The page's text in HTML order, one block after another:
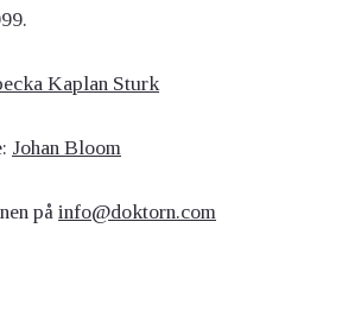
Kaplan Sturk
Johan Bloom
på info@doktorn.com